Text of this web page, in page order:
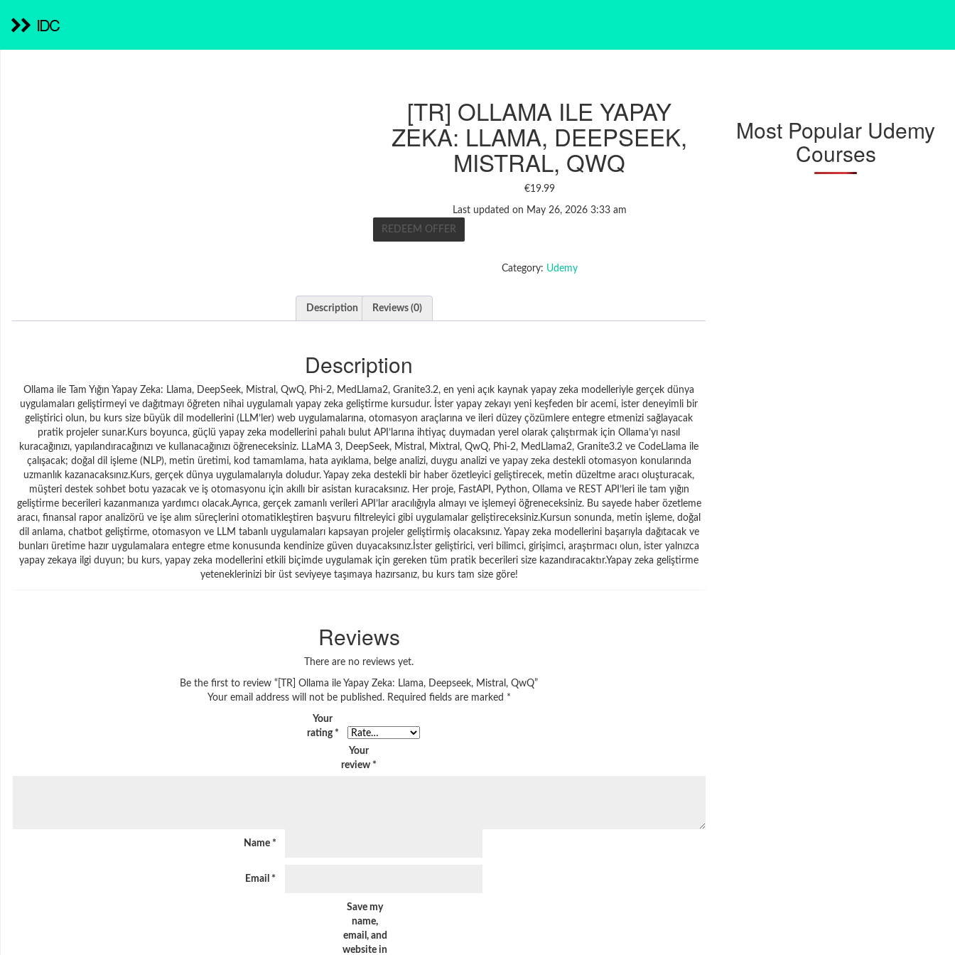
IDC
[TR] OLLAMA ILE YAPAY
ZEKA: LLAMA, DEEPSEEK,
MISTRAL, QWQ
€19.99
Last updated on May 26, 2026 3:33 am
REDEEM OFFER
Category: Udemy
Description Reviews (0)
Description
Ollama ile Tam Yığın Yapay Zeka: Llama, DeepSeek, Mistral, QwQ, Phi-2, MedLlama2, Granite3.2, en yeni açık kaynak yapay zeka modelleriyle gerçek dünya
uygulamaları geliştirmeyi ve dağıtmayı öğreten nihai uygulamalı yapay zeka geliştirme kursudur. İster yapay zekayı yeni keşfeden bir acemi, ister deneyimli bir
geliştirici olun, bu kurs size büyük dil modellerini (LLM’ler) web uygulamalarına, otomasyon araçlarına ve ileri düzey çözümlere entegre etmenizi sağlayacak
pratik projeler sunar.Kurs boyunca, güçlü yapay zeka modellerini pahalı bulut API’larına ihtiyaç duymadan yerel olarak çalıştırmak için Ollama’yı nasıl
kuracağınızı, yapılandıracağınızı ve kullanacağınızı öğreneceksiniz. LLaMA 3, DeepSeek, Mistral, Mixtral, QwQ, Phi-2, MedLlama2, Granite3.2 ve CodeLlama ile
çalışacak; doğal dil işleme (NLP), metin üretimi, kod tamamlama, hata ayıklama, belge analizi, duygu analizi ve yapay zeka destekli otomasyon konularında
uzmanlık kazanacaksınız.Kurs, gerçek dünya uygulamalarıyla doludur. Yapay zeka destekli bir haber özetleyici geliştirecek, metin düzeltme aracı oluşturacak,
müşteri destek sohbet botu yazacak ve iş otomasyonu için akıllı bir asistan kuracaksınız. Her proje, FastAPI, Python, Ollama ve REST API’leri ile tam yığın
geliştirme becerileri kazanmanıza yardımcı olacak.Ayrıca, gerçek zamanlı verileri API’lar aracılığıyla almayı ve işlemeyi öğreneceksiniz. Bu sayede haber özetleme
aracı, finansal rapor analizörü ve işe alım süreçlerini otomatikleştiren başvuru filtreleyici gibi uygulamalar geliştireceksiniz.Kursun sonunda, metin işleme, doğal
dil anlama, chatbot geliştirme, otomasyon ve LLM tabanlı uygulamaları kapsayan projeler geliştirmiş olacaksınız. Yapay zeka modellerini başarıyla dağıtacak ve
bunları üretime hazır uygulamalara entegre etme konusunda kendinize güven duyacaksınız.İster geliştirici, veri bilimci, girişimci, araştırmacı olun, ister yalnızca
yapay zekaya ilgi duyun; bu kurs, yapay zeka modellerini etkili biçimde uygulamak için gereken tüm pratik becerileri size kazandıracaktır.Yapay zeka geliştirme
yeteneklerinizi bir üst seviyeye taşımaya hazırsanız, bu kurs tam size göre!
Reviews
There are no reviews yet.
Be the first to review “[TR] Ollama ile Yapay Zeka: Llama, Deepseek, Mistral, QwQ”
Your email address will not be published. Required fields are marked *
Your
rating *
Your
review *
Name *
Email *
Save my
name,
email, and
website in
Most Popular Udemy
Courses